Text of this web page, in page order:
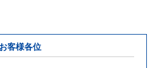
お客様各位